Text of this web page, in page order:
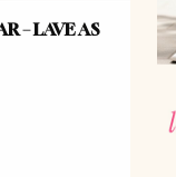
– LAVE AS